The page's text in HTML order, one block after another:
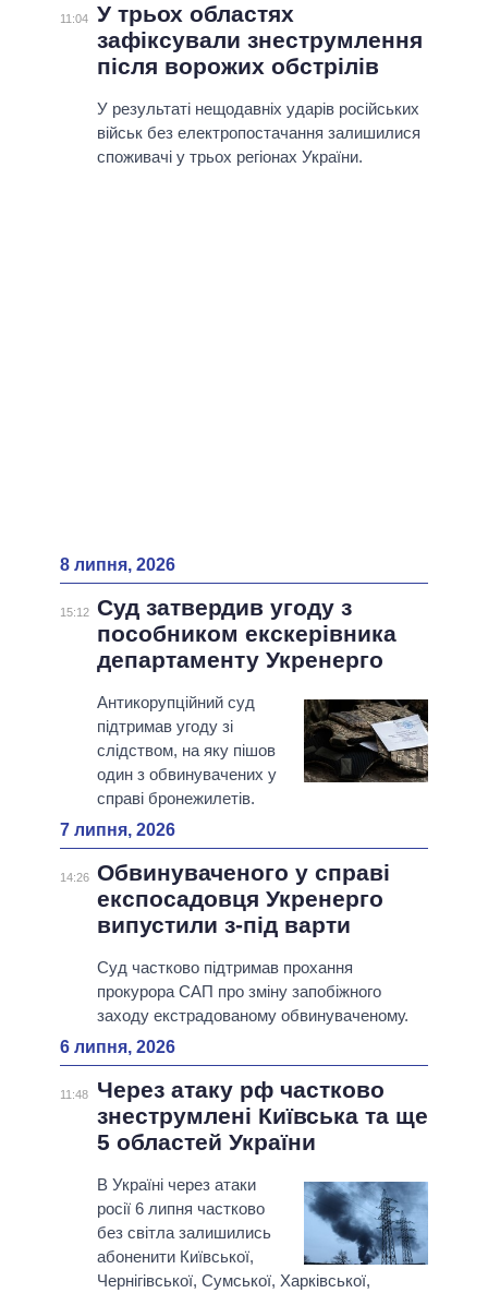
11:04
У трьох областях
зафіксували знеструмлення
після ворожих обстрілів
У результаті нещодавніх ударів російських
військ без електропостачання залишилися
споживачі у трьох регіонах України.
8 липня, 2026
15:12 Суд затвердив угоду з
пособником екскерівника
департаменту Укренерго
Антикорупційний суд
підтримав угоду зі
слідством, на яку пішов
один з обвинувачених у
справі бронежилетів.
7 липня, 2026
14:26 Обвинуваченого у справі
експосадовця Укренерго
випустили з-під варти
Суд частково підтримав прохання
прокурора САП про зміну запобіжного
заходу екстрадованому обвинуваченому.
6 липня, 2026
11:48
Через атаку рф частково
знеструмлені Київська та ще
5 областей України
В Україні через атаки
росії 6 липня частково
без світла залишились
абоненити Київської,
Чернігівської, Сумської, Харківської,